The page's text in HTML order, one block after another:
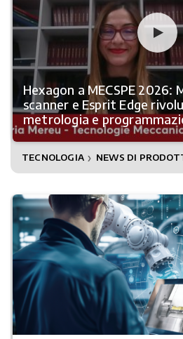
Hexagon a MECSPE 2026:
scanner e Esprit Edge
metrologia e
TECNOLOGIA ❯ NEWS DI